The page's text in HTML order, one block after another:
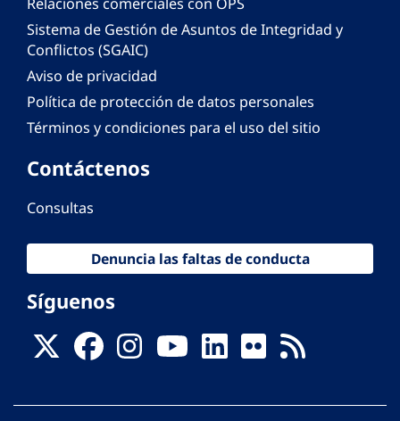
Sistema de Gestión de Asuntos de Integridad y
Conflictos (SGAIC)
Aviso de privacidad
Política de protección de datos personales
Términos y condiciones para el uso del sitio
Contáctenos
Consultas
Denuncia las faltas de conducta
Síguenos